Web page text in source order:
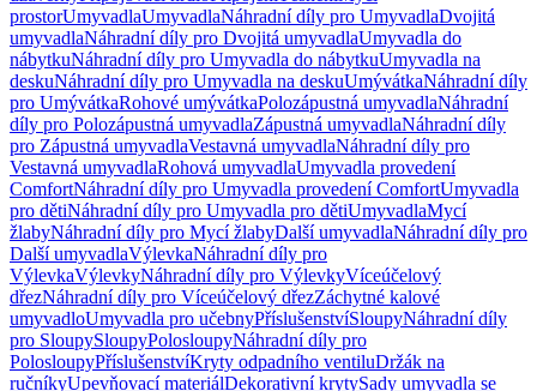
prostorUmyvadlaUmyvadlaNáhradní díly pro UmyvadlaDvojitá
umyvadlaNáhradní díly pro Dvojitá umyvadlaUmyvadla do
nábytkuNáhradní díly pro Umyvadla do nábytkuUmyvadla na
deskuNáhradní díly pro Umyvadla na deskuUmývátkaNáhradní díly
pro UmývátkaRohové umývátkaPolozápustná umyvadlaNáhradní
díly pro Polozápustná umyvadlaZápustná umyvadlaNáhradní díly
pro Zápustná umyvadlaVestavná umyvadlaNáhradní díly pro
Vestavná umyvadlaRohová umyvadlaUmyvadla provedení
ComfortNáhradní díly pro Umyvadla provedení ComfortUmyvadla
pro dětiNáhradní díly pro Umyvadla pro dětiUmyvadlaMycí
žlabyNáhradní díly pro Mycí žlabyDalší umyvadlaNáhradní díly pro
Další umyvadlaVýlevkaNáhradní díly pro
VýlevkaVýlevkyNáhradní díly pro VýlevkyVíceúčelový
dřezNáhradní díly pro Víceúčelový dřezZáchytné kalové
umyvadloUmyvadla pro učebnyPříslušenstvíSloupyNáhradní díly
pro SloupySloupyPolosloupyNáhradní díly pro
PolosloupyPříslušenstvíKryty odpadního ventiluDržák na
ručníkyUpevňovací materiálDekorativní krytySady umyvadla se